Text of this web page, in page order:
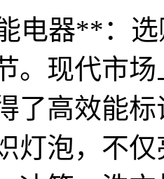
电器**：
。现代市
了高效能
灯泡，不